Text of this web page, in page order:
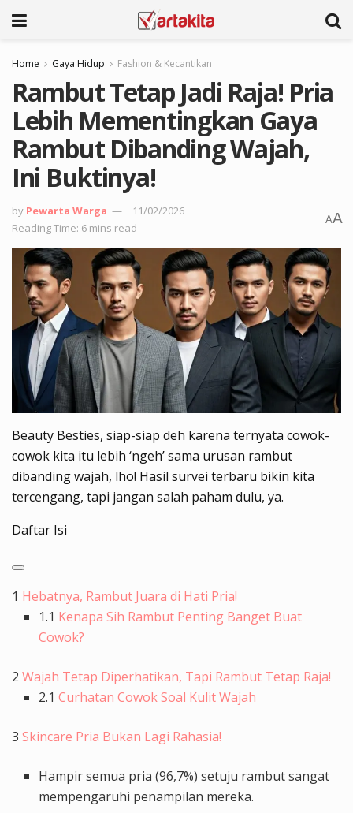
Home Gaya Hidup Fashion & Kecantikan
Rambut Tetap Jadi Raja! Pria
Lebih Mementingkan Gaya
Rambut Dibanding Wajah,
Ini Buktinya!
by Pewarta Warga
11/02/2026
Reading Time: 6 mins read
AA
Beauty Besties, siap-siap deh karena ternyata cowok-
cowok kita itu lebih ‘ngeh’ sama urusan rambut
dibanding wajah, lho! Hasil survei terbaru bikin kita
tercengang, tapi jangan salah paham dulu, ya.
Daftar Isi
1 Hebatnya, Rambut Juara di Hati Pria!
1.1 Kenapa Sih Rambut Penting Banget Buat
Cowok?
2 Wajah Tetap Diperhatikan, Tapi Rambut Tetap Raja!
2.1 Curhatan Cowok Soal Kulit Wajah
3 Skincare Pria Bukan Lagi Rahasia!
Hampir semua pria (96,7%) setuju rambut sangat
mempengaruhi penampilan mereka.